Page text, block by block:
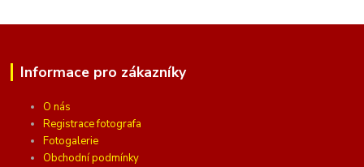
Informace pro zákazníky
O nás
Registrace fotografa
Fotogalerie
Obchodní podmínky